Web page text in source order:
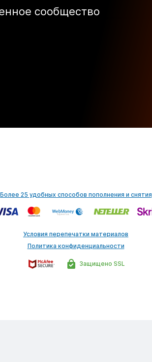
сообщество
Более 25 удобных способов пополнения и снятия
Защищено SSL
Условия перепечатки материалов
Политика конфиденциальности